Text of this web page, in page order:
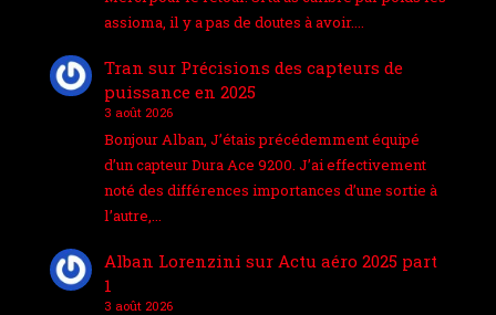
assioma, il y a pas de doutes à avoir.…
Tran sur Précisions des capteurs de
puissance en 2025
3 août 2026
Bonjour Alban, J’étais précédemment équipé
d’un capteur Dura Ace 9200. J’ai effectivement
noté des différences importances d’une sortie à
l’autre,…
Alban Lorenzini sur Actu aéro 2025 part
1
3 août 2026